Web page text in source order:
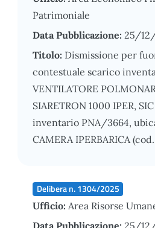
Patrimoniale
Data Pubblicazione: 25/
Titolo: Dismissione per
contestuale scarico
VENTILATORE
SIARETRON 1000 IPER,
inventario PNA/3664,
CAMERA IPERBARICA
Delibera n. 1304/2025
Ufficio: Area Risorse
Data Pubblicazione: 25/